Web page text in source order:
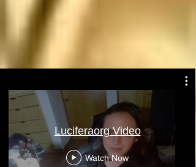
Luciferaorg Video
Watch Now